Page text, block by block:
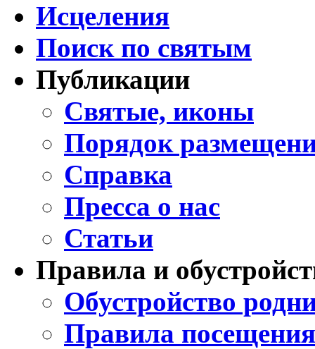
Исцеления
Поиск по святым
Публикации
Святые, иконы
Порядок
Справка
Пресса о нас
Статьи
Правила и
Обустройство
Правила